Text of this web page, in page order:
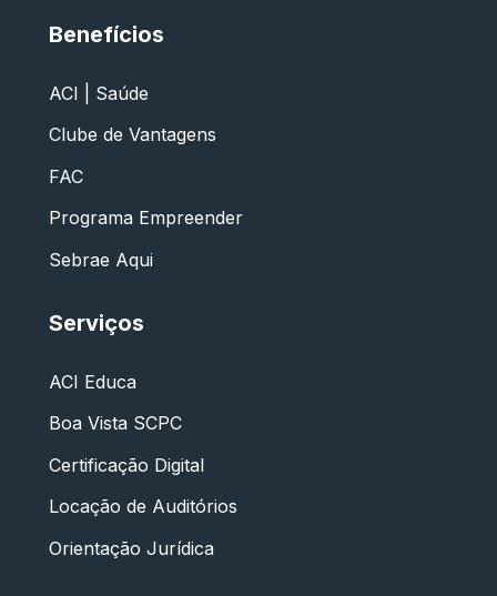
Benefícios
ACI | Saúde
Clube de Vantagens
FAC
Programa Empreender
Sebrae Aqui
Serviços
ACI Educa
Boa Vista SCPC
Certificação Digital
Locação de Auditórios
Orientação Jurídica